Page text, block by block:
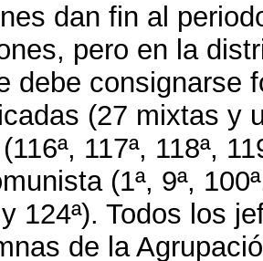
dan fin al
pero en la
debe consignarse
(27 mixtas y
117ª, 118ª,
(1ª, 9ª,
y 124ª). Todos los
de la